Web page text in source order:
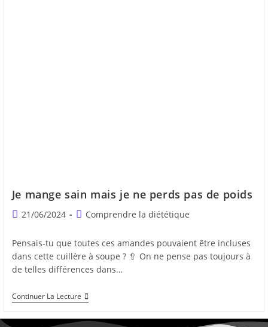
Je mange sain mais je ne perds pas de poids
21/06/2024 Comprendre la diététique
Pensais-tu que toutes ces amandes pouvaient être incluses
dans cette cuillère à soupe ? 🥄 On ne pense pas toujours à
de telles différences dans…
Continuer La Lecture